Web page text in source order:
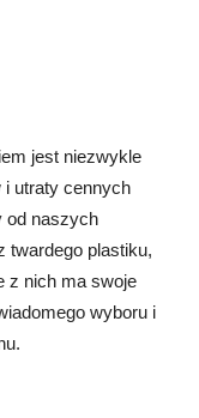
jest niezwykle
utraty cennych
od naszych
twardego plastiku,
z nich ma swoje
wyboru i